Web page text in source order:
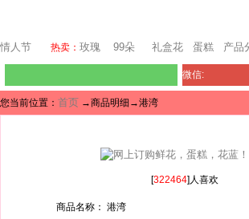
情人节 热卖： 玫瑰 99朵 礼盒花 蛋糕 产品
微信:
您当前位置： 首页 →商品明细→港湾
[322464]人喜欢
商品名称： 港湾